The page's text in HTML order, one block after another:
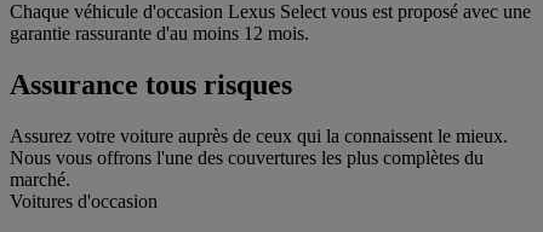
Chaque véhicule d'occasion Lexus Select vous est proposé avec une
garantie rassurante d'au moins 12 mois.
Assurance tous risques
Assurez votre voiture auprès de ceux qui la connaissent le mieux.
Nous vous offrons l'une des couvertures les plus complètes du
marché.
Voitures d'occasion